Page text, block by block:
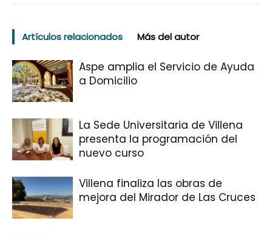
Artículos relacionados Más del autor
Aspe amplia el Servicio de Ayuda
a Domicilio
La Sede Universitaria de Villena
presenta la programación del
nuevo curso
Villena finaliza las obras de
mejora del Mirador de Las Cruces